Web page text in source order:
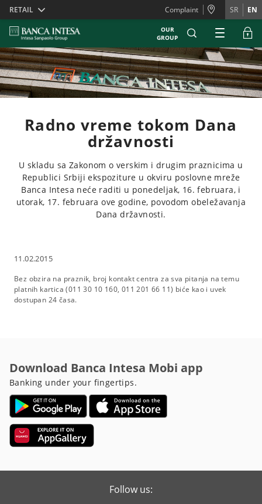
Skiplinks
RETAIL Complaint SR EN
OUR
GROUP
Radno vreme tokom Dana
državnosti
U skladu sa Zakonom o verskim i drugim praznicima u
Republici Srbiji ekspoziture u okviru poslovne mreže
Banca Intesa neće raditi u ponedeljak, 16. februara, i
utorak, 17. februara ove godine, povodom obeležavanja
Dana državnosti.
11.02.2015
Bez obzira na praznik, broj kontakt centra za sva pitanja na temu
platnih kartica (011 30 10 160, 011 201 66 11) biće kao i uvek
dostupan 24 časa.
Download Banca Intesa Mobi app
Banking under your fingertips.
Follow us: